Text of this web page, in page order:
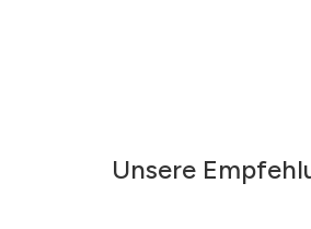
Unsere